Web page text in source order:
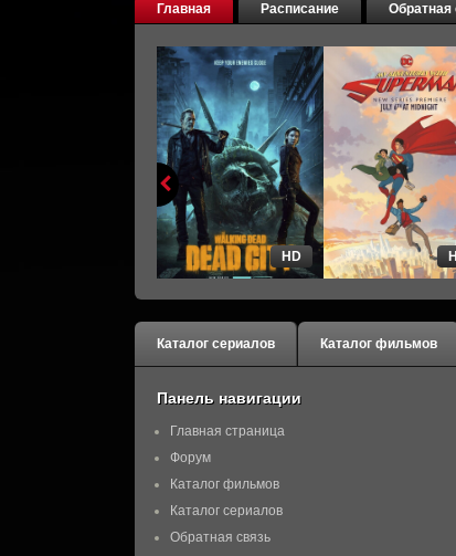
Главная Расписание Обратная
HD
Каталог сериалов Каталог фильмов
Панель навигации
Главная страница
Форум
Каталог фильмов
Каталог сериалов
Обратная связь